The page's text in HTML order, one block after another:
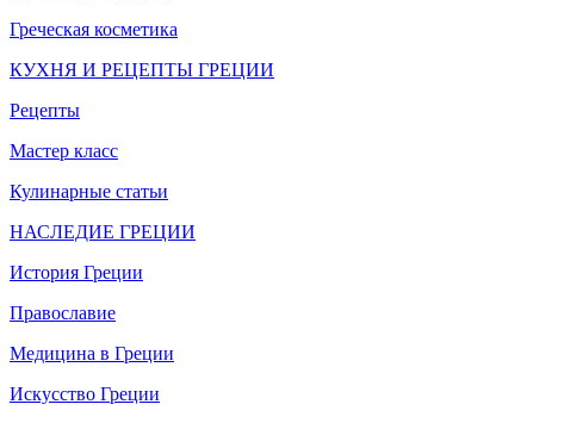
Греческая косметика
КУХНЯ И РЕЦЕПТЫ ГРЕЦИИ
Рецепты
Мастер класс
Кулинарные статьи
НАСЛЕДИЕ ГРЕЦИИ
История Греции
Православие
Медицина в Греции
Искусство Греции